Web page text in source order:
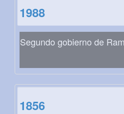
1988
Segundo gobierno de
1856